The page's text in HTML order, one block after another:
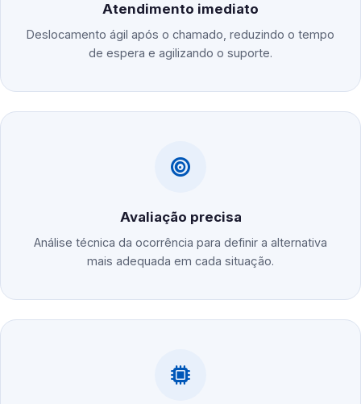
Atendimento imediato
Deslocamento ágil após o chamado, reduzindo o tempo
de espera e agilizando o suporte.
Avaliação precisa
Análise técnica da ocorrência para definir a alternativa
mais adequada em cada situação.